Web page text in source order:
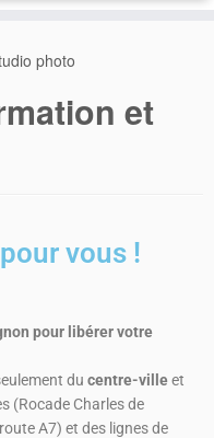
photo
et
vous !
pour libérer votre
du centre-villeet
(Rocade Charles de
A7) et des lignes de